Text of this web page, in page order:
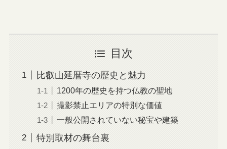
目次
比叡山延暦寺の歴史と魅力
1200年の歴史を持つ仏教の聖地
撮影禁止エリアの特別な価値
一般公開されていない秘宝や建築
特別取材の舞台裏